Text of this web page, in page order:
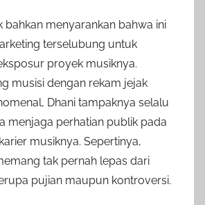
bahkan menyarankan bahwa ini
terselubung untuk
proyek musiknya.
musisi dengan rekam jejak
Dhani tampaknya selalu
menjaga perhatian publik pada
musiknya. Sepertinya,
tak pernah lepas dari
pujian maupun kontroversi.